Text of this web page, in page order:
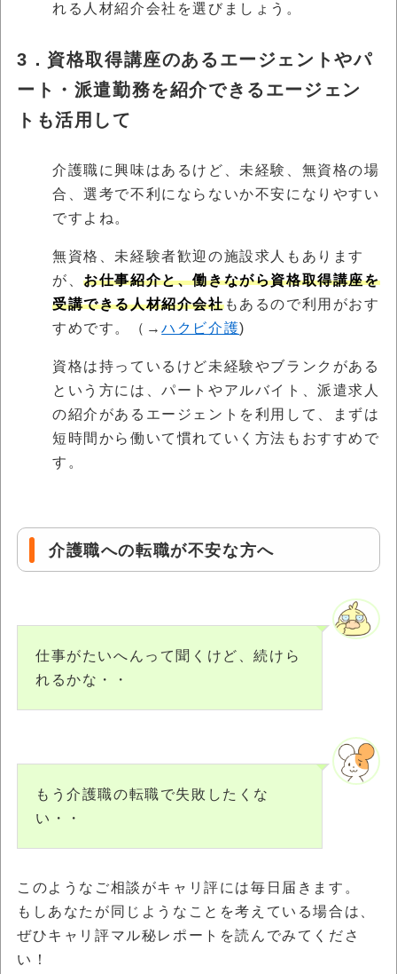
れる人材紹介会社を選びましょう。
3．資格取得講座のあるエージェントやパ
ート・派遣勤務を紹介できるエージェン
トも活用して
介護職に興味はあるけど、未経験、無資格の場
合、選考で不利にならないか不安になりやすい
ですよね。
無資格、未経験者歓迎の施設求人もあります
が、お仕事紹介と、働きながら資格取得講座を
受講できる人材紹介会社もあるので利用がおす
すめです。（→ハクビ介護)
資格は持っているけど未経験やブランクがある
という方には、パートやアルバイト、派遣求人
の紹介があるエージェントを利用して、まずは
短時間から働いて慣れていく方法もおすすめで
す。
介護職への転職が不安な方へ
仕事がたいへんって聞くけど、続けら
れるかな・・
もう介護職の転職で失敗したくな
い・・
このようなご相談がキャリ評には毎日届きます。
もしあなたが同じようなことを考えている場合は、
ぜひキャリ評マル秘レポートを読んでみてくださ
い！